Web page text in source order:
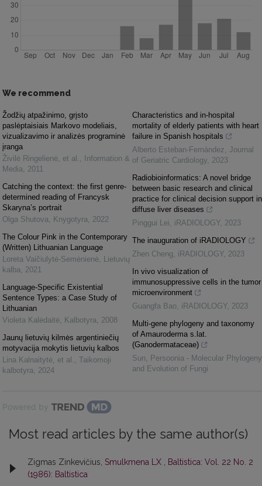
We recommend
Žodžių atpažinimo, grįsto
paslėptaisiais Markovo modeliais,
vizualizavimo ir analizės programinė
įranga
Živilė Ringelienė, et al. ,
Information &
Media, 2011
Catching the context: the first genre-
determined reading of Francysk
Skaryna’s portrait
Olga Shutova, Knygotyra, 2022
The Colour Pink in the Contemporary
(Written) Lithuanian Language
Loreta Vaičiulytė-Semėnienė, Lietuvių
kalba, 2021
Language-Specific Existential
Sentence Types: a Case Study of
Lithuanian
Violeta Kalėdaitė, Kalbotyra, 2008
Jaunų lietuvių kilmės argentiniečių
motyvacija mokytis lietuvių kalbos
Lina Kalnaitytė, et al. , Taikomoji
kalbotyra, 2024
Characteristics and in-hospital
mortality of elderly patients with heart
failure in Spanish hospitals
Alberto Esteban-Fernández, Journal
of Geriatric Cardiology, 2023
Radiobioinformatics: A novel bridge
between basic research and clinical
practice for clinical decision support in
diffuse liver diseases
Pinggui Lei, iRADIOLOGY, 2023
The inauguration of iRADIOLOGY
Zhen Cheng, iRADIOLOGY, 2023
In vivo visualization of
immunosuppressive cells in the tumor
microenvironment
Guangfa Bao, iRADIOLOGY, 2023
Multi-gene phylogeny and taxonomy
of Amauroderma s.lat.
(Ganodermataceae)
Sun, Persoonia - Molecular Phylogeny
and Evolution of Fungi
Powered by
Most read articles by the same author(s)
Zigmas Zinkevičius, Smulkmena LX , Baltistica: Vol. 22 No. 2
(1986): Baltistica